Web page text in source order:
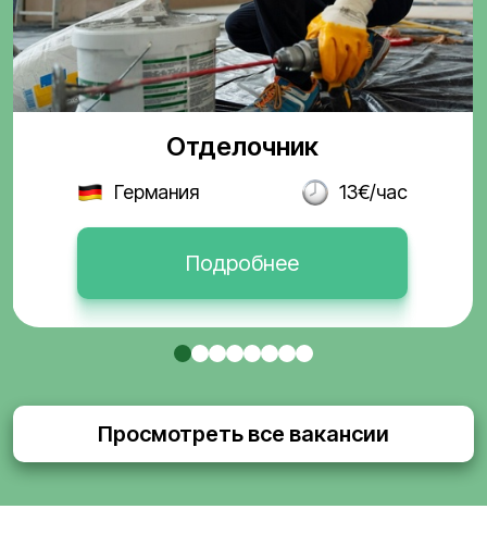
Отделочник
Германия 13€/час
Подробнее
Просмотреть все вакансии